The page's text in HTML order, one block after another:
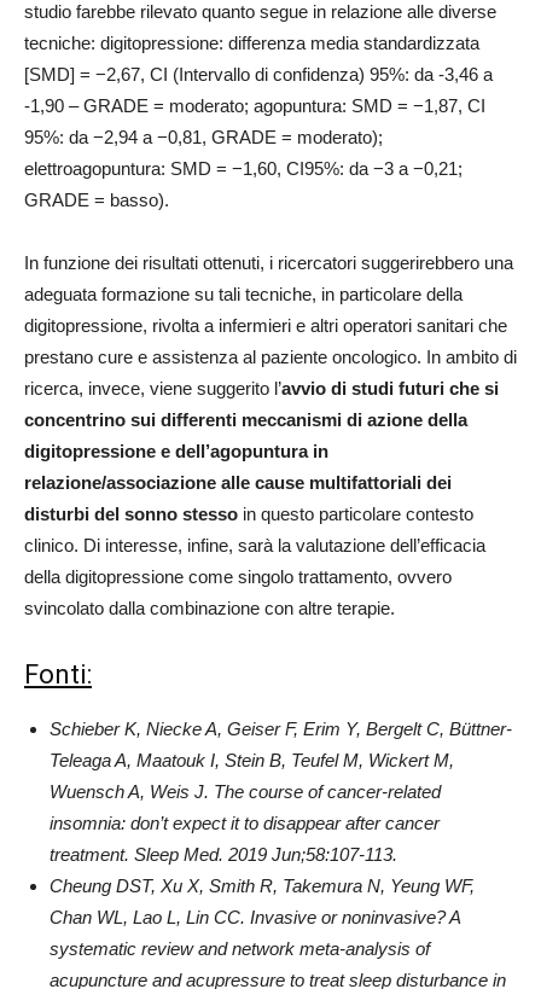
studio farebbe rilevato quanto segue in relazione alle diverse
tecniche: digitopressione: differenza media standardizzata
[SMD] = −2,67, CI (Intervallo di confidenza) 95%: da -3,46 a
-1,90 – GRADE = moderato; agopuntura: SMD = −1,87, CI
95%: da −2,94 a −0,81, GRADE = moderato);
elettroagopuntura: SMD = −1,60, CI95%: da −3 a −0,21;
GRADE = basso).
In funzione dei risultati ottenuti, i ricercatori suggerirebbero una
adeguata formazione su tali tecniche, in particolare della
digitopressione, rivolta a infermieri e altri operatori sanitari che
prestano cure e assistenza al paziente oncologico. In ambito di
ricerca, invece, viene suggerito l’avvio di studi futuri che si
concentrino sui differenti meccanismi di azione della
digitopressione e dell’agopuntura in
relazione/associazione alle cause multifattoriali dei
disturbi del sonno stesso in questo particolare contesto
clinico. Di interesse, infine, sarà la valutazione dell’efficacia
della digitopressione come singolo trattamento, ovvero
svincolato dalla combinazione con altre terapie.
Fonti:
Schieber K, Niecke A, Geiser F, Erim Y, Bergelt C, Büttner-
Teleaga A, Maatouk I, Stein B, Teufel M, Wickert M,
Wuensch A, Weis J. The course of cancer-related
insomnia: don’t expect it to disappear after cancer
treatment. Sleep Med. 2019 Jun;58:107-113.
Cheung DST, Xu X, Smith R, Takemura N, Yeung WF,
Chan WL, Lao L, Lin CC. Invasive or noninvasive? A
systematic review and network meta-analysis of
acupuncture and acupressure to treat sleep disturbance in